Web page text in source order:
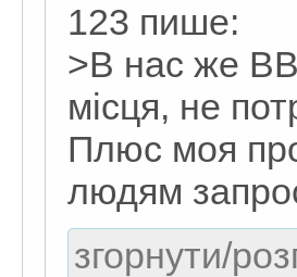
123 пише:
>В нас же
місця, не
Плюс моя
людям
згорнути/